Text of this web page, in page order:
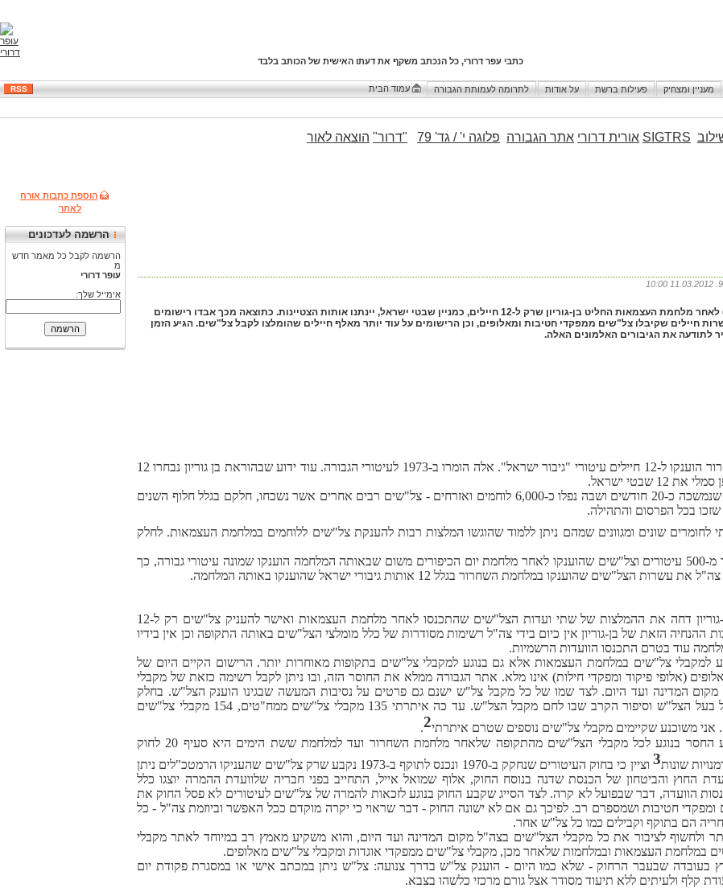
כתבי עפר דרורי, כל הנכתב משקף את דעתו האישית של הכותב בלבד
RSS מעניין ומצחיק פעילות ברשת על אודות לתרומה לעמותת הגבורה עמוד הבית
הוספת כתבות אורח
לאתר
הרשמה לעדכונים
הרשמה לקבל כל מאמר חדש
מ
עופר דרורי
אימייל שלך:
SIGTRS אורית דרורי אתר הגבורה פלוגה י' / גד' 79 "דרור" הוצאה לאור
(213) לאחר מלחמת העצמאות החליט בן-גוריון שרק ל-12 חיילים, כמניין שבטי ישראל, יינתנו אותות הצטיינות. כתוצאה מכך אבדו רישומים
חיילים שקיבלו צל"שים ממפקדי חטיבות ומאלופים, וכן הרישומים על עוד יותר מאלף חיילים שהומלצו לקבל צל"שים. הגיע הזמן
לתודעה את הגיבורים האלמונים האלה.
מן המפורסמות הוא שבסיומה של מלחמת השחרור הוענקו ל-12 חיילים עיטורי "גיבור ישראל". אלה הומרו ב-1973 לעיטורי הגבורה. עוד ידוע שבהוראת בן גוריון נבחרו 12
שבטי ישראל.
אולם בפועל הוענקו במהלך מלחמת השחרור - שנמשכה כ-20 חודשים ושבה נפלו כ-6,000 לוחמים ואזרחים - צל"שים רבים אחרים אשר נשכחו, חלקם בגלל חלוף השנים
לחומרים שונים ומגוונים שמהם ניתן ללמוד שהוגשו המלצות רבות להענקת צל"שים ללוחמים במלחמת העצמאות. לחלק
כפי שלא יעלה על הדעת לשכוח ולהשכיח יותר מ-500 עיטורים וצל"שים שהוענקו לאחר מלחמת יום הכיפורים משום שבאותה המלחמה הוענקו שמונה עיטורי גבורה, כך
שהוענקו במלחמת השחרור בגלל 12 אותות גיבורי ישראל שהוענקו באותה המלחמה.
הבעיה המרכזית היא שראש הממשלה דוד בן-גוריון דחה את ההמלצות של שתי ועדות הצל"שים שהתכנסו לאחר מלחמת העצמאות ואישר להעניק צל"שים רק ל-12
ההנחיה הזאת של בן-גוריון אין כיום בידי צה"ל רשימות מסודרות של כלל מומלצי הצל"שים באותה התקופה וכן אין בידיו
עוד בטרם התכנסו הוועדות הרשמיות.
למקבלי צל"שים במלחמת העצמאות אלא גם בנוגע למקבלי צל"שים בתקופות מאוחרות יותר. הרישום הקיים היום של
(אלופי פיקוד ומפקדי חילות) אינו מלא. אתר הגבורה ממלא את החוסר הזה, ובו ניתן לקבל רשימה כזאת של מקבלי
המדינה ועד היום. לצד שמו של כל מקבל צל"ש ישנם גם פרטים על נסיבות המעשה שבגינו הוענק הצל"ש. בחלק
מהמקרים מצורף גם מידע נוסף כמו תמונה של בעל הצל"ש וסיפור הקרב שבו לחם מקבל הצל"ש. עד כה איתרתי 135 מקבלי צל"שים ממח"טים, 154 מקבלי צל"שים
2
.
אחת הסיבות לכך שקשה להשלים את המידע החסר בנוגע לכל מקבלי הצל"שים מהתקופה שלאחר מלחמת השחרור ועד למלחמת ששת הימים היא סעיף 20 לחוק
שונות3
וציין כי בחוק העיטורים שנחקק ב-1970 ונכנס לתוקף ב-1973 נקבע שרק צל"שים שהעניקו הרמטכ"לים ניתן
החוץ והביטחון של הכנסת שדנה בנוסח החוק, אלוף שמואל אייל, התחייב בפני חבריה שלוועדת ההמרה יוצגו כלל
הוועדה, דבר שבפועל לא קרה. לצד הסייג שקבע החוק בנוגע לזכאות להמרה של צל"שים לעיטורים לא פסל החוק את
חטיבות ושמספרם רב. לפיכך גם אם לא ישונה החוק - דבר שראוי כי יקרה מוקדם ככל האפשר וביוזמת צה"ל - כל
הם בתוקף וקבילים כמו כל צל"ש אחר.
ולחשוף לציבור את כל מקבלי הצל"שים בצה"ל מקום המדינה ועד היום, והוא משקיע מאמץ רב במיוחד לאתר מקבלי
במלחמת העצמאות ובמלחמות שלאחר מכן, מקבלי צל"שים ממפקדי אוגדות ומקבלי צל"שים מאלופים.
בעובדה שבעבר הרחוק - שלא כמו היום - הוענק צל"ש בדרך צנועה: צל"ש ניתן במכתב אישי או במסגרת פקודת יום
קלף ולעיתים ללא תיעוד מסודר אצל גורם מרכזי כלשהו בצבא.